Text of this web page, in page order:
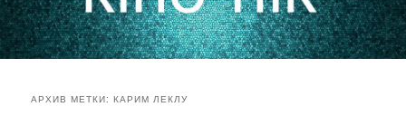
АРХИВ МЕТКИ:КАРИМ ЛЕКЛУ